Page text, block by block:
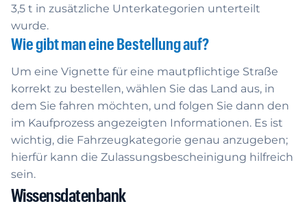
3,5 t in zusätzliche Unterkategorien unterteilt
wurde.
Wie gibt man eine Bestellung auf?
Um eine Vignette für eine mautpflichtige Straße
korrekt zu bestellen, wählen Sie das Land aus, in
dem Sie fahren möchten, und folgen Sie dann den
im Kaufprozess angezeigten Informationen. Es ist
wichtig, die Fahrzeugkategorie genau anzugeben;
hierfür kann die Zulassungsbescheinigung hilfreich
sein.
Wissensdatenbank